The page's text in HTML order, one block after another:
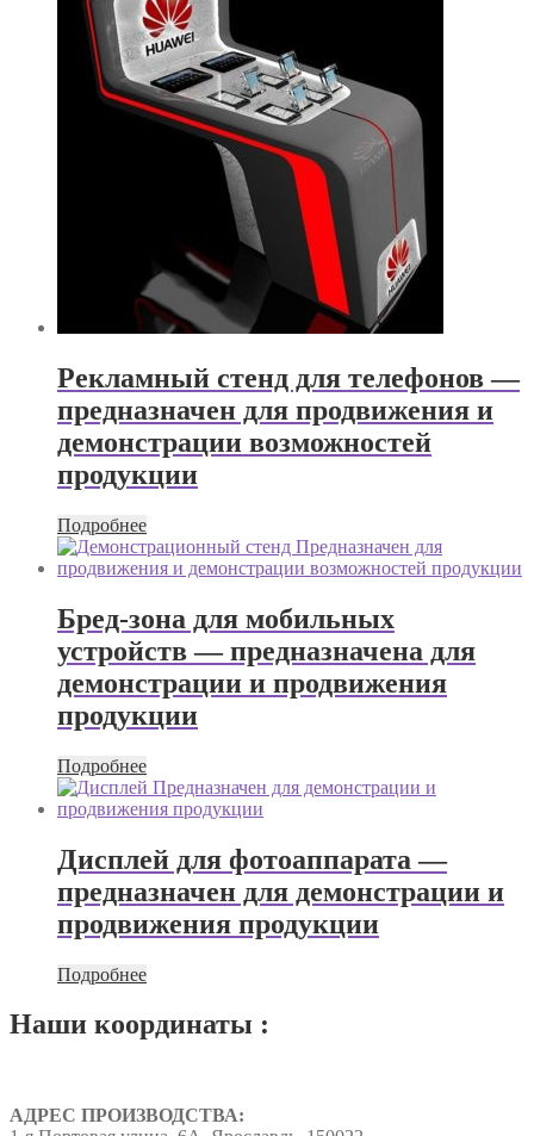
Рекламный стенд для телефонов —
предназначен для продвижения и
демонстрации возможностей
продукции
Подробнее
Бред-зона для мобильных
устройств — предназначена для
демонстрации и продвижения
продукции
Подробнее
Дисплей для фотоаппарата —
предназначен для демонстрации и
продвижения продукции
Подробнее
Наши координаты :
АДРЕС ПРОИЗВОДСТВА: